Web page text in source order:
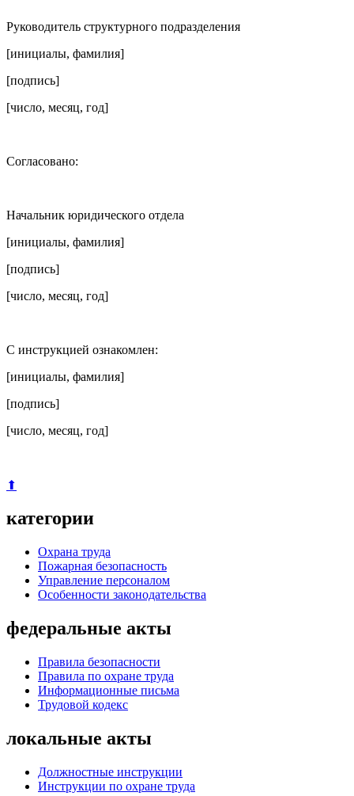
Руководитель структурного подразделения
[инициалы, фамилия]
[подпись]
[число, месяц, год]
Согласовано:
Начальник юридического отдела
[инициалы, фамилия]
[подпись]
[число, месяц, год]
С инструкцией ознакомлен:
[инициалы, фамилия]
[подпись]
[число, месяц, год]
⬆
категории
Охрана труда
Пожарная безопасность
Управление персоналом
Особенности законодательства
федеральные акты
Правила безопасности
Правила по охране труда
Информационные письма
Трудовой кодекс
локальные акты
Должностные инструкции
Инструкции по охране труда